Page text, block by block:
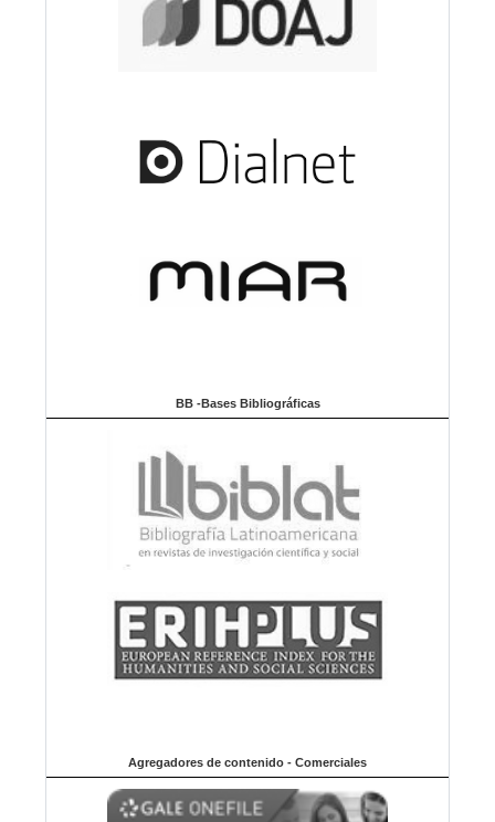
BB -Bases Bibliográficas
Agregadores de contenido - Comerciales